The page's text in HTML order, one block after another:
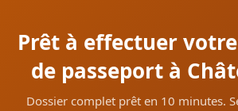
Prêt à effectuer
de passeport à
Dossier complet prêt en 10 minutes.